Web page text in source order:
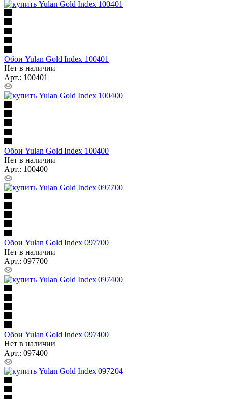
Обои Yulan Gold Index 100401
Нет в наличии
Арт.: 100401
Обои Yulan Gold Index 100400
Нет в наличии
Арт.: 100400
Обои Yulan Gold Index 097700
Нет в наличии
Арт.: 097700
Обои Yulan Gold Index 097400
Нет в наличии
Арт.: 097400